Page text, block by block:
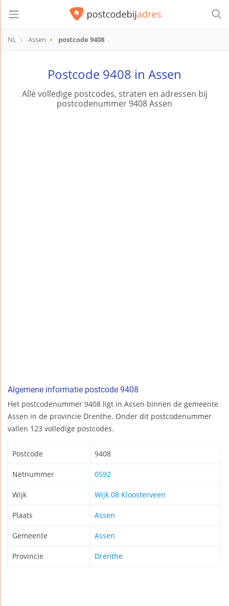
NL Assen postcode 9408
Postcode 9408 in Assen
Alle volledige postcodes, straten en adressen bij
postcodenummer 9408 Assen
Algemene informatie postcode 9408
Het postcodenummer 9408 ligt in Assen binnen de gemeente
Assen in de provincie Drenthe. Onder dit postcodenummer
vallen 123 volledige postcodes.
Postcode 9408
Netnummer 0592
Wijk Wijk 08 Kloosterveen
Plaats Assen
Gemeente Assen
Provincie Drenthe